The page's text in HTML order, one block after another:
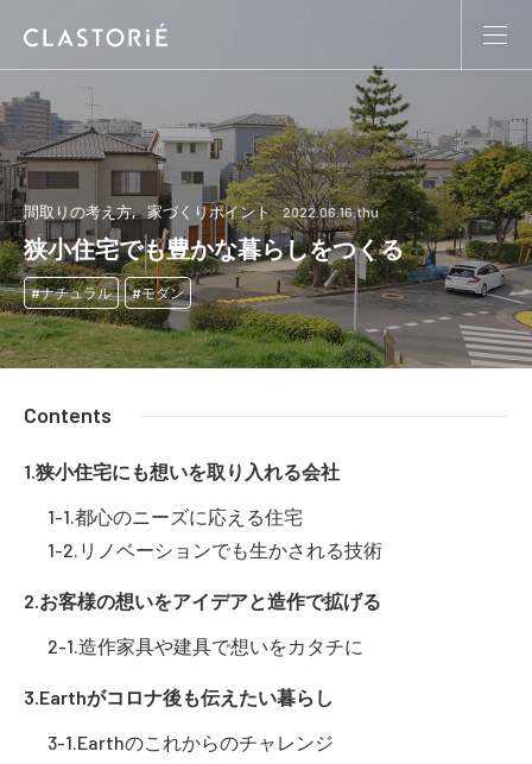
間取りの考え方 家づくりポイント 2022.06.16.thu
狭小住宅でも豊かな暮らしをつくる
ナチュラル モダン
Contents
狭小住宅にも想いを取り入れる会社
都心のニーズに応える住宅
リノベーションでも生かされる技術
お客様の想いをアイデアと造作で拡げる
造作家具や建具で想いをカタチに
Earthがコロナ後も伝えたい暮らし
Earthのこれからのチャレンジ